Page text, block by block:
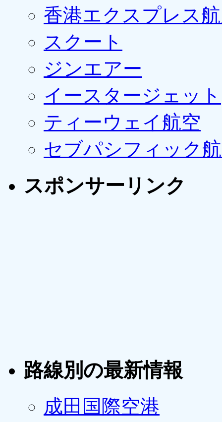
香港エクスプレス
スクート
ジンエアー
イースタージェット
ティーウェイ航空
セブパシフィック
スポンサーリンク
路線別の最新情報
成田国際空港